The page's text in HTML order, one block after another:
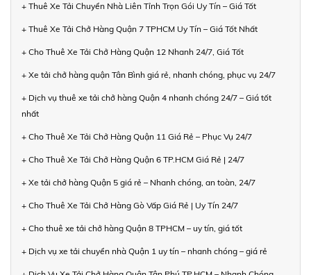
+ Thuê Xe Tải Chuyển Nhà Liên Tỉnh Trọn Gói Uy Tín – Giá Tốt
+ Thuê Xe Tải Chở Hàng Quận 7 TPHCM Uy Tín – Giá Tốt Nhất
+ Cho Thuê Xe Tải Chở Hàng Quận 12 Nhanh 24/7, Giá Tốt
+ Xe tải chở hàng quận Tân Bình giá rẻ, nhanh chóng, phục vụ 24/7
+ Dịch vụ thuê xe tải chở hàng Quận 4 nhanh chóng 24/7 – Giá tốt
nhất
+ Cho Thuê Xe Tải Chở Hàng Quận 11 Giá Rẻ – Phục Vụ 24/7
+ Cho Thuê Xe Tải Chở Hàng Quận 6 TP.HCM Giá Rẻ | 24/7
+ Xe tải chở hàng Quận 5 giá rẻ – Nhanh chóng, an toàn, 24/7
+ Cho Thuê Xe Tải Chở Hàng Gò Vấp Giá Rẻ | Uy Tín 24/7
+ Cho thuê xe tải chở hàng Quận 8 TPHCM – uy tín, giá tốt
+ Dịch vụ xe tải chuyển nhà Quận 1 uy tín – nhanh chóng – giá rẻ